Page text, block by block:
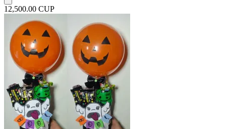
12,500.00 CUP